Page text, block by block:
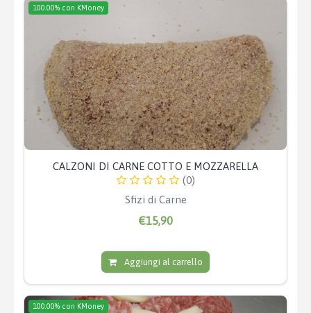
100.00% con KMoney
CALZONI DI CARNE COTTO E MOZZARELLA
(0)
Sfizi di Carne
€15,90
Aggiungi al carrello
100.00% con KMoney